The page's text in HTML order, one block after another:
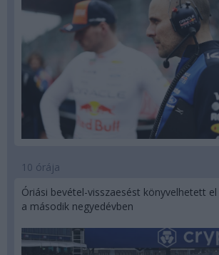
10 órája
Óriási bevétel-visszaesést könyvelhetett el
a második negyedévben